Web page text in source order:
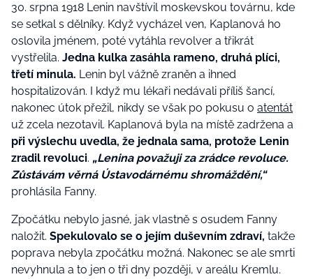
30. srpna 1918 Lenin navštívil moskevskou továrnu, kde
se setkal s dělníky. Když vycházel ven, Kaplanová ho
oslovila jménem, poté vytáhla revolver a třikrát
vystřelila. Jedna kulka zasáhla rameno, druhá plíci,
třetí minula. Lenin byl vážně zraněn a ihned
hospitalizován. I když mu lékaři nedávali příliš šancí,
nakonec útok přežil, nikdy se však po pokusu o atentát
už zcela nezotavil. Kaplanová byla na místě zadržena a
při výslechu uvedla, že jednala sama, protože Lenin
zradil revoluci. „Lenina považuji za zrádce revoluce.
Zůstávám věrná Ústavodárnému shromáždění,“
prohlásila Fanny.
Zpočátku nebylo jasné, jak vlastně s osudem Fanny
naložit. Spekulovalo se o jejím duševním zdraví, takže
poprava nebyla zpočátku možná. Nakonec se ale smrti
nevyhnula a to jen o tři dny později, v areálu Kremlu.